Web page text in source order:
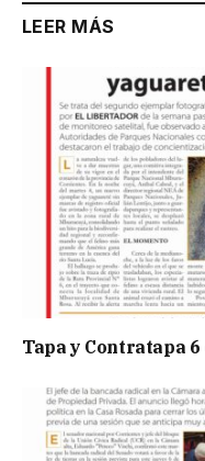
LEER MÁS
Tapa y Contratapa 6